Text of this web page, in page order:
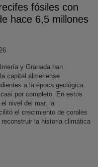
fósiles con
hace 6,5 millones
y Granada han
capital almeriense
a la época geológica
por completo. En estos
nivel del mar, la
el crecimiento de corales
la historia climática